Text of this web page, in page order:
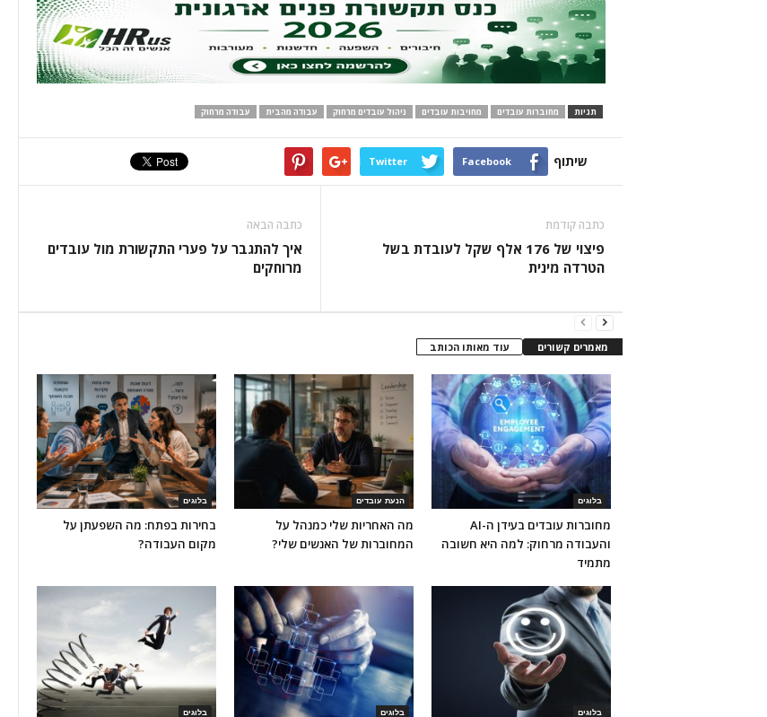
תגיות מחוברות עובדים מחויבות עובדים ניהול עובדים מרחוק עבודה מהבית עבודה מרחוק
שיתוף Facebook
Twitter
כתבה קודמת
פיצוי של 176 אלף שקל לעובדת בשל
הטרדה מינית
כתבה הבאה
איך להתגבר על פערי התקשורת מול עובדים
מרוחקים
מאמרים קשורים עוד מאותו הכותב
בלוגים
בחירות בפתח: מה השפעתן על
מקום העבודה?
הנעת עובדים
מה האחריות שלי כמנהל על
המחוברות של האנשים שלי?
בלוגים
מחוברות עובדים בעידן ה-AI
והעבודה מרחוק: למה היא חשובה
מתמיד
בלוגים בלוגים בלוגים